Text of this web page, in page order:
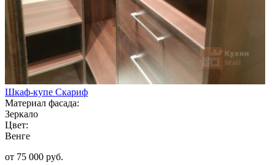
Шкаф-купе Скариф
Материал фасада:
Зеркало
Цвет:
Венге
от 75 000 руб.